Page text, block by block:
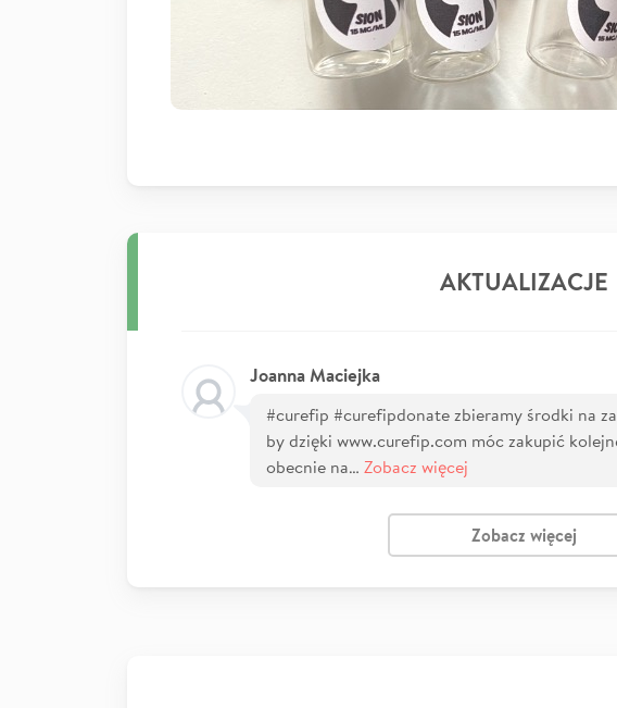
AKTUALIZACJE
Joanna Maciejka
#curefip #curefipdonate zbieramy środki na
by dzięki www.curefip.com móc zakupić
obecnie na… Zobacz więcej
Zobacz więcej